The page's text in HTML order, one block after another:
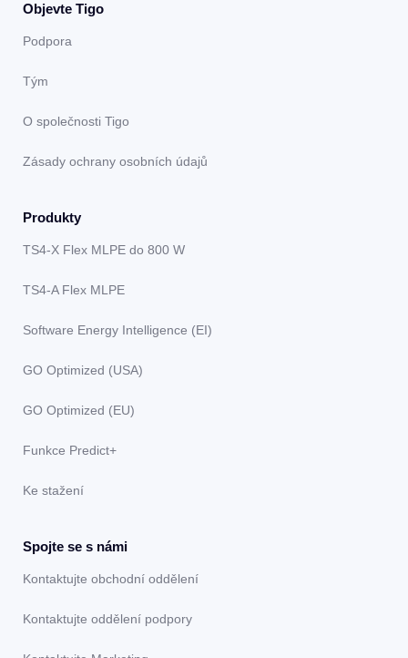
Objevte Tigo
Podpora
Tým
O společnosti Tigo
Zásady ochrany osobních údajů
Produkty
TS4-X Flex MLPE do 800 W
TS4-A Flex MLPE
Software Energy Intelligence (EI)
GO Optimized (USA)
GO Optimized (EU)
Funkce Predict+
Ke stažení
Spojte se s námi
Kontaktujte obchodní oddělení
Kontaktujte oddělení podpory